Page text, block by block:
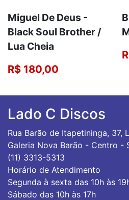
Miguel De Deus -
Black Soul Brother /
Lua Cheia
R$ 180,00
Lado C Discos
Rua Barão de Itapetininga, 37,
Galeria Nova Barão - Centro -
(11) 3313-5313
Horário de Atendimento
Segunda à sexta das 10h às
Sábado das 10h às 17h